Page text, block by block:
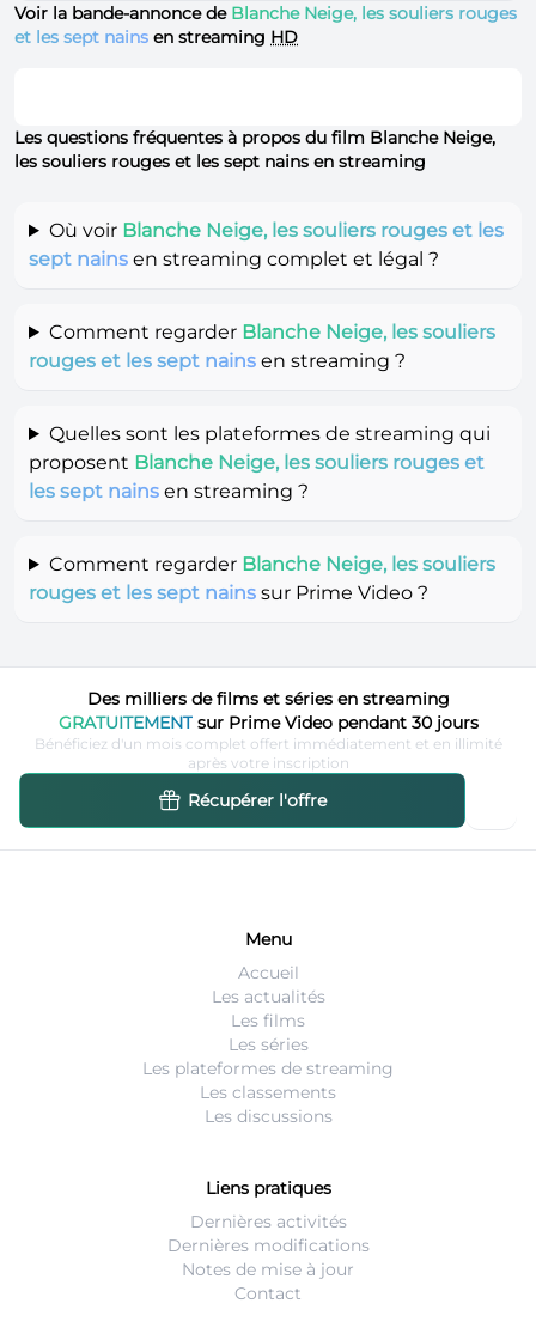
Voir la bande-annonce de Blanche Neige, les souliers rouges
et les sept nains en streaming HD
Les questions fréquentes à propos du film Blanche Neige,
les souliers rouges et les sept nains en streaming
Où voir Blanche Neige, les souliers rouges et les
sept nains en streaming complet et légal ?
Comment regarder Blanche Neige, les souliers
rouges et les sept nains en streaming ?
Quelles sont les plateformes de streaming qui
proposent Blanche Neige, les souliers rouges et
les sept nains en streaming ?
Comment regarder Blanche Neige, les souliers
rouges et les sept nains sur Prime Video ?
Des milliers de films et séries en streaming
GRATUITEMENTsur Prime Video pendant 30 jours
Bénéficiez d'un mois complet offert immédiatement et en illimité
après votre inscription
Récupérer l'offre
Menu
Accueil
Les actualités
Les films
Les séries
Les plateformes de streaming
Les classements
Les discussions
Liens pratiques
Dernières activités
Dernières modifications
Notes de mise à jour
Contact